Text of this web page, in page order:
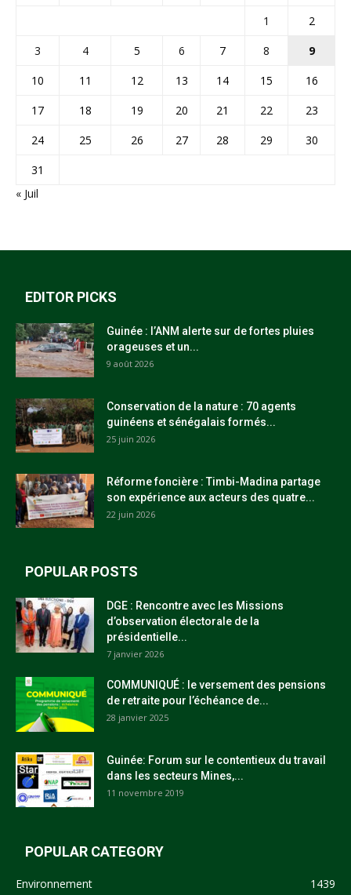
1
2
3
4 5 6 7 8
9
10
11 12 13 14 15
16
17
18 19 20 21 22
23
24
25 26 27 28 29
30
31
« Juil
EDITOR PICKS
Guinée : l’ANM alerte sur de fortes pluies
orageuses et un...
9 août 2026
Conservation de la nature : 70 agents
guinéens et sénégalais formés...
25 juin 2026
Réforme foncière : Timbi-Madina partage
son expérience aux acteurs des quatre...
22 juin 2026
POPULAR POSTS
DGE : Rencontre avec les Missions
d’observation électorale de la
présidentielle...
7 janvier 2026
COMMUNIQUÉ : le versement des pensions
de retraite pour l’échéance de...
28 janvier 2025
Guinée: Forum sur le contentieux du travail
dans les secteurs Mines,...
11 novembre 2019
POPULAR CATEGORY
Environnement
1439